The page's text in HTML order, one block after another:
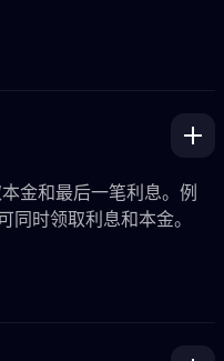
金和最后一笔利息。例
同时领取利息和本金。